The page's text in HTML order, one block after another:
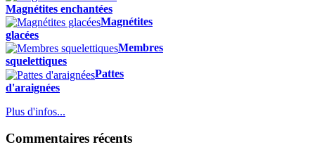
Magnétites enchantées
Magnétites
glacées
Membres
squelettiques
Pattes
d'araignées
Plus d'infos...
Commentaires récents